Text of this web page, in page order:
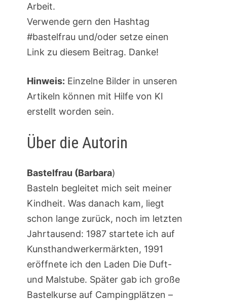
Arbeit.
Verwende gern den Hashtag
#bastelfrau und/oder setze einen
Link zu diesem Beitrag. Danke!
Hinweis: Einzelne Bilder in unseren
Artikeln können mit Hilfe von KI
erstellt worden sein.
Über die Autorin
Bastelfrau (Barbara)
Basteln begleitet mich seit meiner
Kindheit. Was danach kam, liegt
schon lange zurück, noch im letzten
Jahrtausend: 1987 startete ich auf
Kunsthandwerkermärkten, 1991
eröffnete ich den Laden Die Duft-
und Malstube. Später gab ich große
Bastelkurse auf Campingplätzen –